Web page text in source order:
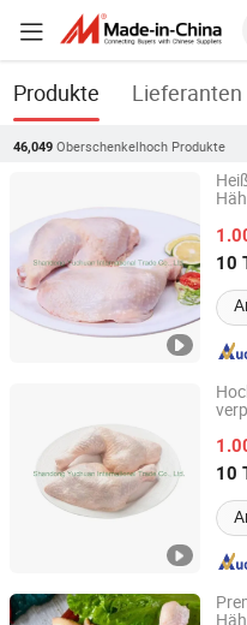
Produkte Lieferanten
46,049 Oberschenkelhoch Produkte
10
Shandong Yuchuan
Shandong, China
10
Shandong Yuchuan
Shandong, China